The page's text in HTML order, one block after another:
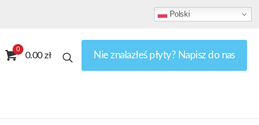
Polski
0
0.00 zł Nie znalazłeś płyty? Napisz do nas